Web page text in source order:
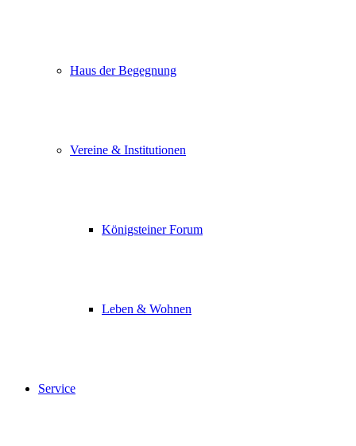
Haus der Begegnung
Vereine & Institutionen
Königsteiner Forum
Leben & Wohnen
Service